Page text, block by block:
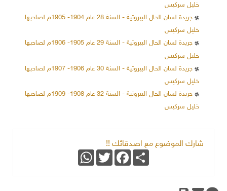
خليل سركيس
جريدة لسان الحال البيروتية - السنة 28 عام 1904- 1905م لصاحبها
خليل سركيس
جريدة لسان الحال البيروتية - السنة 29 عام 1905- 1906م لصاحبها
خليل سركيس
جريدة لسان الحال البيروتية - السنة 30 عام 1906- 1907م لصاحبها
خليل سركيس
جريدة لسان الحال البيروتية - السنة 32 عام 1908- 1909م لصاحبها
خليل سركيس
شارك الموضوع مع اصدقائك !!
Share
Facebook
Twitter
WhatsApp